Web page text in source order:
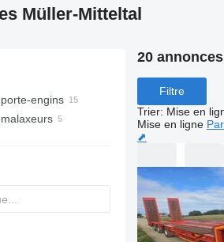
Müller-Mitteltal
engins
20
Filtre
Trier: Mise en
Mise en ligne
⬈